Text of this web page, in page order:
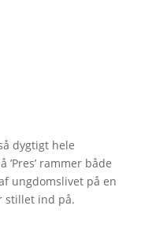
dygtigt hele
rammer både
ungdomslivet på en
stillet ind på.